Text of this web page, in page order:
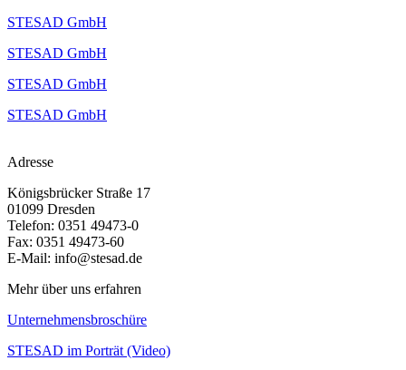
STESAD GmbH
STESAD GmbH
STESAD GmbH
STESAD GmbH
Adresse
Königsbrücker Straße 17
01099 Dresden
Telefon: 0351 49473-0
Fax: 0351 49473-60
E-Mail: info@stesad.de
Mehr über uns erfahren
Unternehmensbroschüre
STESAD im Porträt (Video)